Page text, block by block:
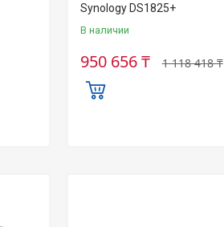
Synology DS1825+
В наличии
1 118 418 ₸
950 656 ₸